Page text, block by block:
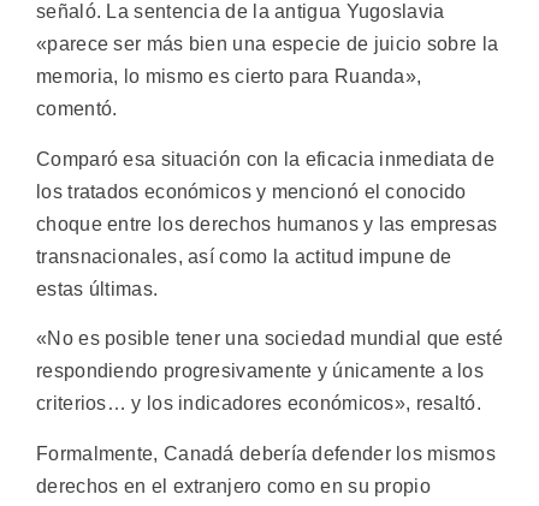
señaló. La sentencia de la antigua Yugoslavia
«parece ser más bien una especie de juicio sobre la
memoria, lo mismo es cierto para Ruanda»,
comentó.
Comparó esa situación con la eficacia inmediata de
los tratados económicos y mencionó el conocido
choque entre los derechos humanos y las empresas
transnacionales, así como la actitud impune de
estas últimas.
«No es posible tener una sociedad mundial que esté
respondiendo progresivamente y únicamente a los
criterios… y los indicadores económicos», resaltó.
Formalmente, Canadá debería defender los mismos
derechos en el extranjero como en su propio